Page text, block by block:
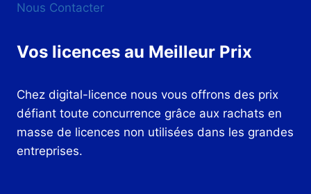
Nous Contacter
Vos licences au Meilleur Prix
Chez digital-licence nous vous offrons des prix
défiant toute concurrence grâce aux rachats en
masse de licences non utilisées dans les grandes
entreprises.